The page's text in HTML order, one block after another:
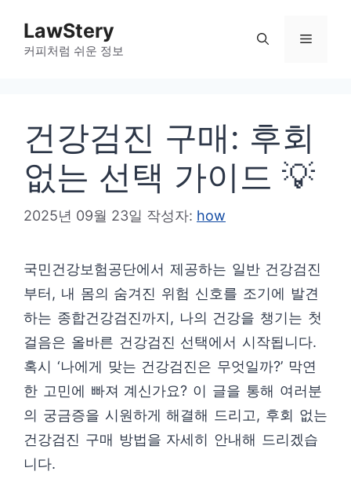
LawStery
커피처럼 쉬운 정보
메
건강검진 구매: 후회
없는 선택 가이드 💡
2025년 09월 23일 작성자: how
국민건강보험공단에서 제공하는 일반 건강검진
부터, 내 몸의 숨겨진 위험 신호를 조기에 발견
하는 종합건강검진까지, 나의 건강을 챙기는 첫
걸음은 올바른 건강검진 선택에서 시작됩니다.
혹시 ‘나에게 맞는 건강검진은 무엇일까?’ 막연
한 고민에 빠져 계신가요? 이 글을 통해 여러분
의 궁금증을 시원하게 해결해 드리고, 후회 없는
건강검진 구매 방법을 자세히 안내해 드리겠습
니다.